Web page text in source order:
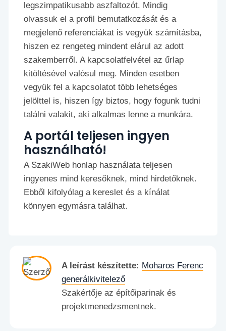
legszimpatikusabb aszfaltozót. Mindig
olvassuk el a profil bemutatkozását és a
megjelenő referenciákat is vegyük számításba,
hiszen ez rengeteg mindent elárul az adott
szakemberről. A kapcsolatfelvétel az űrlap
kitöltésével valósul meg. Minden esetben
vegyük fel a kapcsolatot több lehetséges
jelölttel is, hiszen így biztos, hogy fogunk tudni
találni valakit, aki alkalmas lenne a munkára.
A portál teljesen ingyen
használható!
A SzakiWeb honlap használata teljesen
ingyenes mind keresőknek, mind hirdetőknek.
Ebből kifolyólag a kereslet és a kínálat
könnyen egymásra találhat.
A leírást készítette: Moharos Ferenc
generálkivitelező
Szakértője az építőiparinak és
projektmenedzsmentnek.